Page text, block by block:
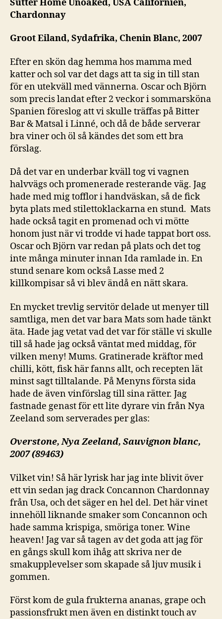
Sutter Home Unoaked, USA Californien,
Chardonnay
Groot Eiland, Sydafrika, Chenin Blanc, 2007
Efter en skön dag hemma hos mamma med
katter och sol var det dags att ta sig in till stan
för en utekväll med vännerna. Oscar och Björn
som precis landat efter 2 veckor i sommarsköna
Spanien föreslog att vi skulle träffas på Bitter
Bar & Matsal i Linné, och då de både serverar
bra viner och öl så kändes det som ett bra
förslag.
Då det var en underbar kväll tog vi vagnen
halvvägs och promenerade resterande väg. Jag
hade med mig tofflor i handväskan, så de fick
byta plats med stilettoklackarna en stund. Mats
hade också tagit en promenad och vi mötte
honom just när vi trodde vi hade tappat bort oss.
Oscar och Björn var redan på plats och det tog
inte många minuter innan Ida ramlade in. En
stund senare kom också Lasse med 2
killkompisar så vi blev ändå en nätt skara.
En mycket trevlig servitör delade ut menyer till
samtliga, men det var bara Mats som hade tänkt
äta. Hade jag vetat vad det var för ställe vi skulle
till så hade jag också väntat med middag, för
vilken meny! Mums. Gratinerade kräftor med
chilli, kött, fisk här fanns allt, och recepten lät
minst sagt tilltalande. På Menyns första sida
hade de även vinförslag till sina rätter. Jag
fastnade genast för ett lite dyrare vin från Nya
Zeeland som serverades per glas:
Overstone, Nya Zeeland, Sauvignon blanc,
2007 (89463)
Vilket vin! Så här lyrisk har jag inte blivit över
ett vin sedan jag drack Concannon Chardonnay
från Usa, och det säger en hel del. Det här vinet
innehöll liknande smaker som Concannon och
hade samma krispiga, smöriga toner. Wine
heaven! Jag var så tagen av det goda att jag för
en gångs skull kom ihåg att skriva ner de
smakupplevelser som skapade så ljuv musik i
gommen.
Först kom de gula frukterna ananas, grape och
passionsfrukt men även en distinkt touch av